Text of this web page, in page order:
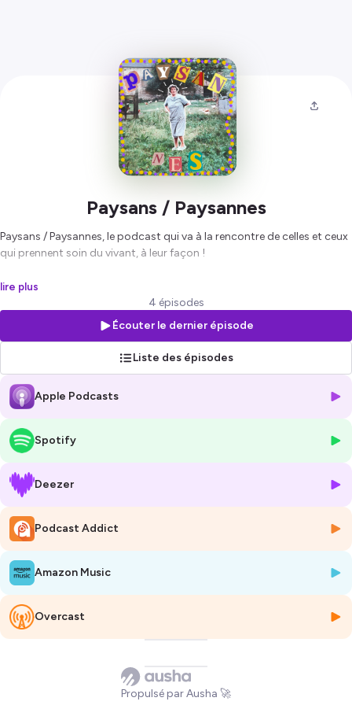
Paysans / Paysannes
Paysans / Paysannes, le podcast qui va à la rencontre de celles et ceux
qui prennent soin du vivant, à leur façon !
Je m'appelle Clémentine Buisson et pendant plusieurs semaines, j'ai
parcouru une partie de la France pour faire du "wwoofing", c'est à dire
du volontariat dans des fermes. J'en ai profité pour interroger mes
hôtes sur leur rapport à ce métier si particulier, leur quotidien et leurs
Bonne écoute !
pour plus d'informations.
lire plus
4 épisodes
Écouter le dernier épisode
Liste des épisodes
Apple Podcasts
Spotify
Deezer
Podcast Addict
Amazon Music
Overcast
Propulsé par Ausha 🚀